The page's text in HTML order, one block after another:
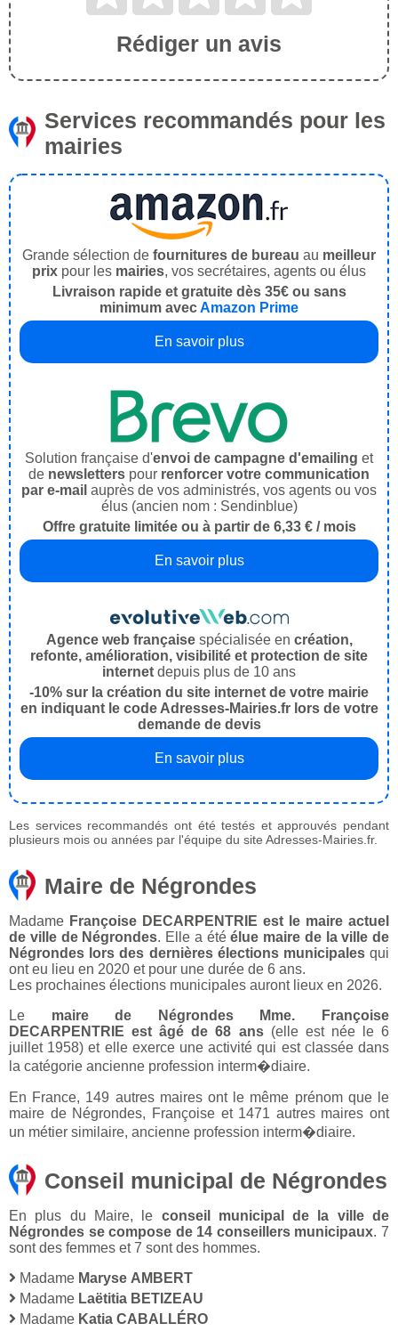
Rédiger un avis
Services recommandés pour les
mairies
Grande sélection de fournitures de bureau au meilleur
prix pour les mairies, vos secrétaires, agents ou élus
Livraison rapide et gratuite dès 35€ ou sans
minimum avecAmazon Prime
En savoir plus
Solution française d'envoi de campagne d'emailing et
de newsletters pour renforcer votre communication
par e-mail auprès de vos administrés, vos agents ou vos
élus (ancien nom : Sendinblue)
Offre gratuite limitée ou à partir de 6,33 € / mois
En savoir plus
Agence web françaisespécialisée en création,
refonte, amélioration, visibilité et protection de site
internet depuis plus de 10 ans
-10% sur la création du site internet de votre mairie
en indiquant le code Adresses-Mairies.fr lors de votre
demande de devis
En savoir plus
Les services recommandés ont été testés et approuvés pendant
plusieurs mois ou années par l'équipe du site Adresses-Mairies.fr.
Maire de Négrondes
Madame Françoise DECARPENTRIE est le maire actuel
de ville de Négrondes. Elle a étéélue maire de la ville de
Négrondes lors des dernières élections municipalesqui
ont eu lieu en 2020 et pour une durée de 6 ans.
Les prochaines élections municipales auront lieux en 2026.
Le maire de Négrondes Mme. Françoise
DECARPENTRIE est âgé de 68 ans(elle est née le 6
juillet 1958) et elle exerce une activité qui est classée dans
la catégorie ancienne profession interm�diaire.
En France, 149 autres maires ont le même prénom que le
maire de Négrondes, Françoise et 1471 autres maires ont
un métier similaire, ancienne profession interm�diaire.
Conseil municipal de Négrondes
En plus du Maire, le conseil municipal de la ville de
Négrondes se compose de 14 conseillers municipaux. 7
sont des femmes et 7 sont des hommes.
Madame Maryse AMBERT
Madame Laëtitia BETIZEAU
Madame Katia CABALLÉRO